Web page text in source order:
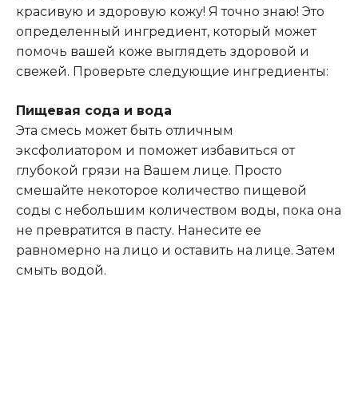
красивую и здоровую кожу! Я точно знаю! Это
определенный ингредиент, который может
помочь вашей коже выглядеть здоровой и
свежей. Проверьте следующие ингредиенты:
Пищевая сода и вода
Эта смесь может быть отличным
эксфолиатором и поможет избавиться от
глубокой грязи на Вашем лице. Просто
смешайте некоторое количество пищевой
соды с небольшим количеством воды, пока она
не превратится в пасту. Нанесите ее
равномерно на лицо и оставить на лице. Затем
смыть водой.